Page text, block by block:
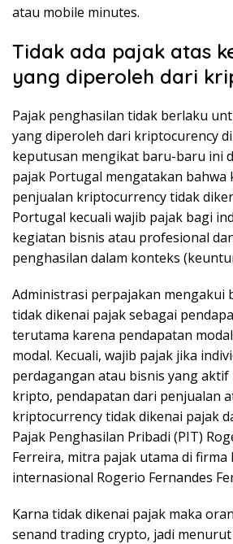
atau mobile minutes.
Tidak ada pajak atas
yang diperoleh dari
Pajak penghasilan tidak berlaku
yang diperoleh dari kriptocurency
keputusan mengikat baru-baru ini
pajak Portugal mengatakan bahwa
penjualan kriptocurrency tidak
Portugal kecuali wajib pajak bagi
kegiatan bisnis atau profesional
penghasilan dalam konteks
Administrasi perpajakan mengakui
tidak dikenai pajak sebagai
terutama karena pendapatan
modal. Kecuali, wajib pajak jika
perdagangan atau bisnis yang
kripto, pendapatan dari penjualan
kriptocurrency tidak dikenai pajak
Pajak Penghasilan Pribadi (PIT)
Ferreira, mitra pajak utama di firma
internasional Rogerio Fernandes
Karna tidak dikenai pajak maka
senand trading crypto, jadi